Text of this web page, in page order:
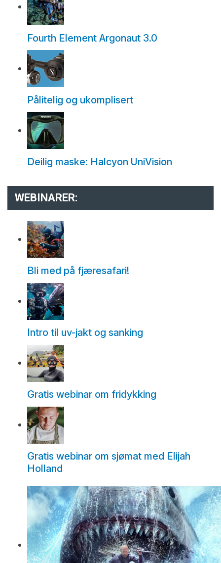
Fourth Element Argonaut 3.0
Pålitelig og ukomplisert
Deilig maske: Halcyon UniVision
WEBINARER:
Bli med på fjæresafari!
Intro til uv-jakt og sanking
Gratis webinar om fridykking
Gratis webinar om sjømat med Elijah
Holland